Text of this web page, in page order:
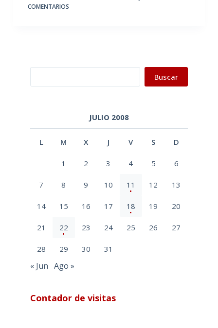
COMENTARIOS
Buscar
JULIO 2008
L M X J V S D
1 2 3 4 5 6
7 8 9 10 11 12 13
14 15 16 17 18 19 20
21 22 23 24 25 26 27
28 29 30 31
« Jun Ago »
Contador de visitas